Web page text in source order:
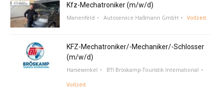
Kfz-Mechatroniker (m/w/d)
Marienfeld Autoservice Haßmann GmbH Vollzeit
KFZ-Mechatroniker/-Mechaniker/-Schlosser
(m/w/d)
Harsewinkel BTI Bröskamp-Touristik International
Vollzeit